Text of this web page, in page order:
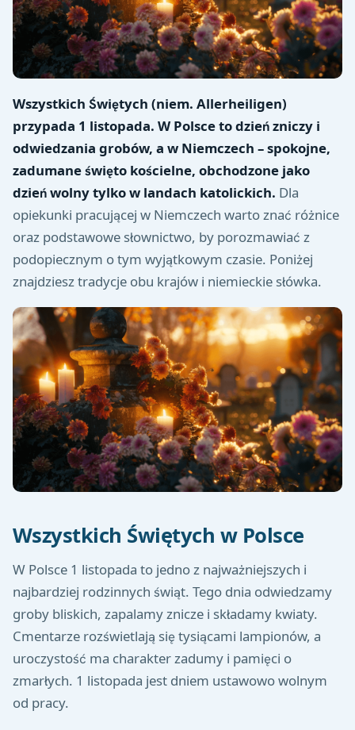
Wszystkich Świętych (niem. Allerheiligen)
przypada 1 listopada. W Polsce to dzień zniczy i
odwiedzania grobów, a w Niemczech – spokojne,
zadumane święto kościelne, obchodzone jako
dzień wolny tylko w landach katolickich. Dla
opiekunki pracującej w Niemczech warto znać różnice
oraz podstawowe słownictwo, by porozmawiać z
podopiecznym o tym wyjątkowym czasie. Poniżej
znajdziesz tradycje obu krajów i niemieckie słówka.
Wszystkich Świętych w Polsce
W Polsce 1 listopada to jedno z najważniejszych i
najbardziej rodzinnych świąt. Tego dnia odwiedzamy
groby bliskich, zapalamy znicze i składamy kwiaty.
Cmentarze rozświetlają się tysiącami lampionów, a
uroczystość ma charakter zadumy i pamięci o
zmarłych. 1 listopada jest dniem ustawowo wolnym
od pracy.